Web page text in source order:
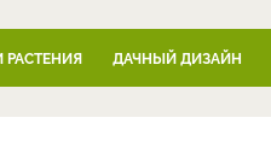
РАСТЕНИЯ ДАЧНЫЙ ДИЗАЙН